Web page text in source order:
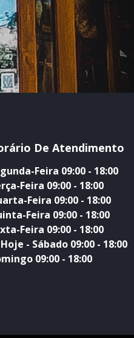
De Atendimento
Feira 09:00 - 18:00
Feira 09:00 - 18:00
Feira 09:00 - 18:00
Feira 09:00 - 18:00
Feira 09:00 - 18:00
- Sábado 09:00 - 18:00
09:00 - 18:00